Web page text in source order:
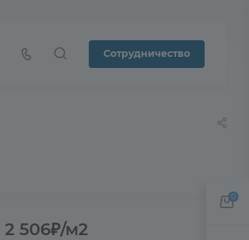
Сотрудничество
2 506₽/м2
0